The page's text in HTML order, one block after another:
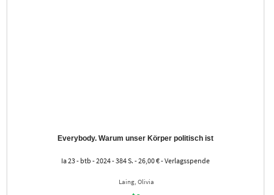
Everybody. Warum unser Körper politisch ist
Ia 23 - btb - 2024 - 384 S. - 26,00 € - Verlagsspende
Laing, Olivia